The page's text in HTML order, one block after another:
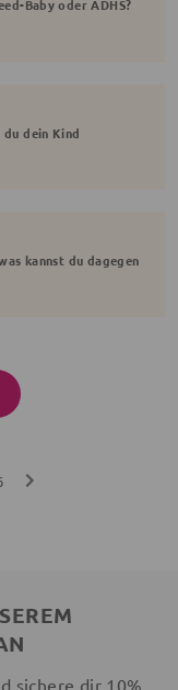
Baby oder ADHS?
du dein Kind
kannst du dagegen
sichere dir 10%